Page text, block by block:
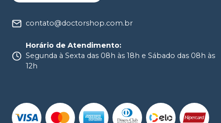
contato@doctorshop.com.br
Horário de Atendimento:
Segunda à Sexta das 08h às 18h e Sábado das 08h às
12h